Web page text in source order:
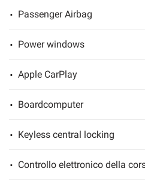
Passenger Airbag
Power windows
Apple CarPlay
Boardcomputer
Keyless central locking
Controllo elettronico della
time.